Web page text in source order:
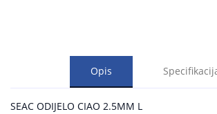
Opis
SEAC ODIJELO CIAO 2.5MM L